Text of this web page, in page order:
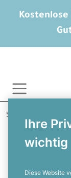
Ihre
wichtig
Diese Website
Startseite
Schlichte